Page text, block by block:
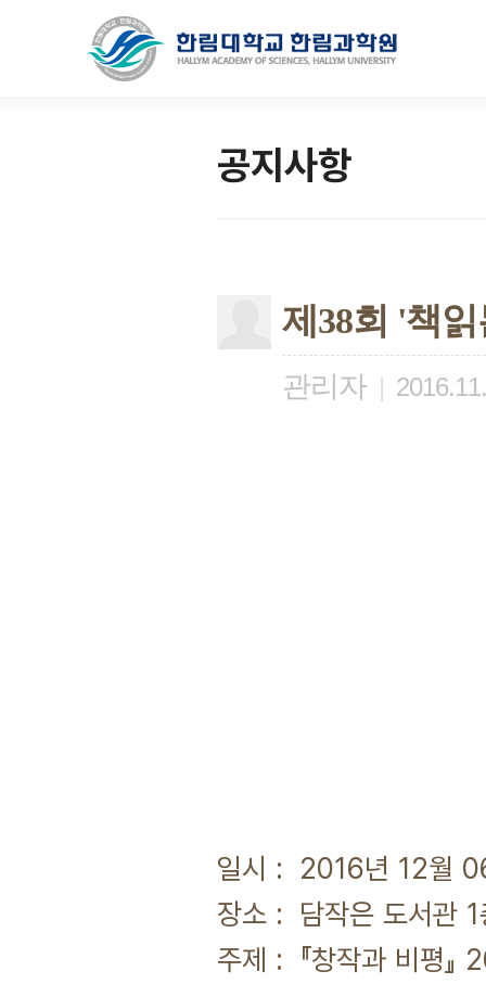
공지사항
제38회 '책
관리자 |
일시 : 2016년 12월
장소 : 담작은 도서관
주제 : 『창작과 비평』